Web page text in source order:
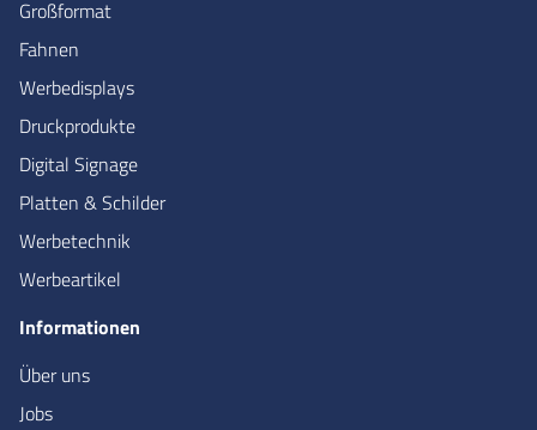
Großformat
Fahnen
Werbedisplays
Druckprodukte
Digital Signage
Platten & Schilder
Werbetechnik
Werbeartikel
Informationen
Über uns
Jobs